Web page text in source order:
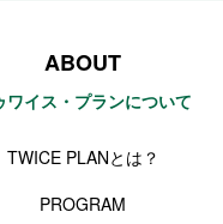
ABOUT
ワイス・プランについて
TWICE PLANとは？
PROGRAM